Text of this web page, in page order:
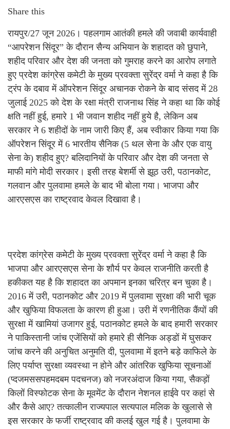
Share this
रायपुर/27 जून 2026। पहलगाम आतंकी हमले की जवाबी कार्यवाही
“आपरेशन सिंदूर” के दौरान सैन्य अभियान के शहादत को छुपाने,
शहीद परिवार और देश की जनता को गुमराह करने का आरोप लगाते
हुए प्रदेश कांग्रेस कमेटी के मुख्य प्रवक्ता सुरेंद्र वर्मा ने कहा है कि
ट्रंप के दबाव में ऑपरेशन सिंदूर अचानक रोकने के बाद संसद में 28
जुलाई 2025 को देश के रक्षा मंत्री राजनाथ सिंह ने कहा था कि कोई
क्षति नहीं हुई, हमारे 1 भी जवान शहीद नहीं हुये है, लेकिन अब
सरकार ने 6 शहीदों के नाम जारी किए हैं, अब स्वीकार किया गया कि
ऑपरेशन सिंदूर में 6 भारतीय सैनिक (5 थल सेना के और एक वायु
सेना के) शहीद हुए? बलिदानियों के परिवार और देश की जनता से
माफी मांगे मोदी सरकार। इसी तरह बेशर्मी से झूठ उरी, पठानकोट,
गलवान और पुलवामा हमले के बाद भी बोला गया। भाजपा और
आरएसएस का राष्ट्रवाद केवल दिखावा है।
प्रदेश कांग्रेस कमेटी के मुख्य प्रवक्ता सुरेंद्र वर्मा ने कहा है कि
भाजपा और आरएसएस सेना के शौर्य पर केवल राजनीति करती है
हकीकत यह है कि शहादत का अपमान इनका चरित्र बन चुका है।
2016 में उरी, पठानकोट और 2019 में पुलवामा सुरक्षा की भारी चूक
और खुफिया विफलता के कारण ही हुआ। उरी में रणनीतिक कैंपों की
सुरक्षा में खामियां उजागर हुई, पठानकोट हमले के बाद हमारी सरकार
ने पाकिस्तानी जांच एजेंसियों को हमारे ही सैनिक अड्डों में घुसकर
जांच करने की अनुचित अनुमति दी, पुलवामा में इतने बड़े काफिले के
लिए पर्याप्त सुरक्षा व्यवस्था न होने और आंतरिक खुफिया सूचनाओं
(प्दजमससपहमदबम पदचनज) को नजरअंदाज किया गया, सैकड़ों
किलों विस्फोटक सेना के मूवमेंट के दौरान नेशनल हाईवे पर कहां से
और कैसे आए? तत्कालीन राज्यपाल सत्यपाल मलिक के खुलासे से
इस सरकार के फर्जी राष्ट्रवाद की कलई खुल गई है। पुलवामा के